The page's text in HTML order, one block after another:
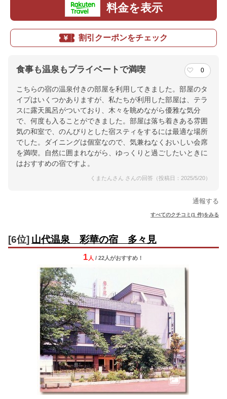
料金を表示
割引クーポンをチェック
食事も温泉もプライベートで満喫 0
こちらの宿の温泉付きの部屋を利用してきました。部屋のタ
イプはいくつかありますが、私たちが利用した部屋は、テラ
スに露天風呂がついており、木々を眺めながら優雅な気分
で、何度も入ることができました。部屋は落ち着きある雰囲
気の和室で、のんびりとした宿スティをするには最適な場所
でした。ダイニングは個室なので、気兼ねなくおいしい会席
を満喫。自然に囲まれながら、ゆっくりと過ごしたいときに
はおすすめの宿ですよ。
くまたんさん さんの回答（投稿日：2025/5/20）
通報する
すべてのクチコミ(1 件)をみる
[6位] 山代温泉 彩華の宿 多々見
1 人 / 22人がおすすめ！